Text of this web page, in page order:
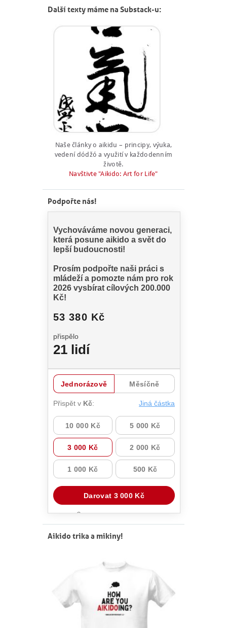
Další texty máme na Substack-u:
Naše články o aikidu – principy, výuka,
vedení dódžó a využití v každodenním
životě.
Navštivte "Aikido: Art for Life"
Podpořte nás!
Aikido trika a mikiny!